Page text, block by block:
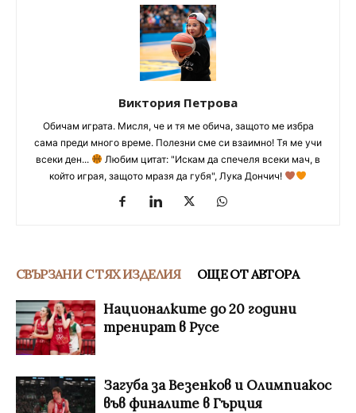
Виктория Петрова
Обичам играта. Мисля, че и тя ме обича, защото ме избра
сама преди много време. Полезни сме си взаимно! Тя ме учи
всеки ден...
Любим цитат: "Искам да спечеля всеки мач, в
който играя, защото мразя да губя", Лука Дончич!
СВЪРЗАНИ С ТЯХ ИЗДЕЛИЯ ОЩЕ ОТ АВТОРА
Националките до 20 години
тренират в Русе
Загуба за Везенков и Олимпиакос
във финалите в Гърция